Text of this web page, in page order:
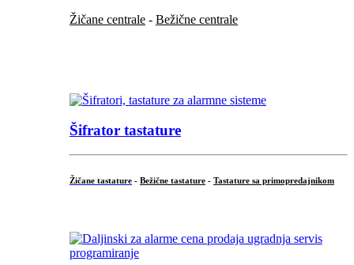
Žičane centrale - Bežične centrale
Šifrator tastature
Žičane tastature - Bežične tastature - Tastature sa primopredajnikom